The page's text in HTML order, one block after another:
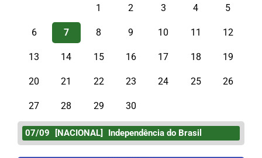
1 2 3 4 5
6 7 8 9 10 11 12
13 14 15 16 17 18 19
20 21 22 23 24 25 26
27 28 29 30
07/09 [NACIONAL] Independência do Brasil